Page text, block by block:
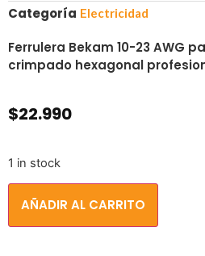
Categoría Electricidad
Ferrulera Bekam 10-23 AWG
crimpado hexagonal
$22.990
1 in stock
AÑADIR AL CARRITO